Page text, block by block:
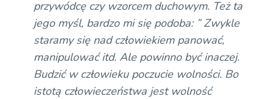
przywódcę czy wzorcem duchowym. Też ta
jego myśl, bardzo mi się podoba: ”Zwykle
staramy się nad człowiekiem panować,
manipulować itd. Alepowinno być inaczej.
Budzić w człowieku poczucie wolności. Bo
istotą człowieczeństwa jest wolność